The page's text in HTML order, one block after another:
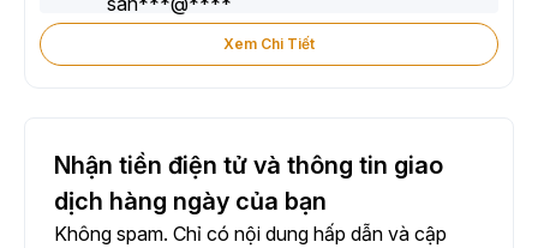
Xem Chi Tiết
Nhận tiền điện tử và thông tin giao
dịch hàng ngày của bạn
Không spam. Chỉ có nội dung hấp dẫn và cập